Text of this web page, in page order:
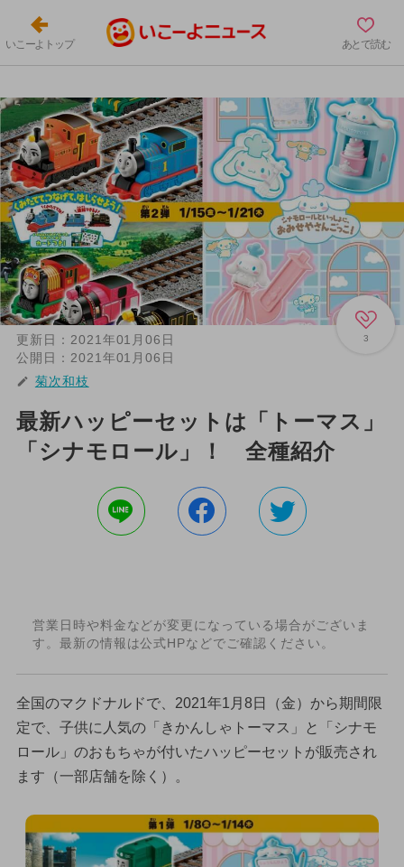
いこーよトップ あとで読む
3
更新日： 2021年01月06日
公開日： 2021年01月06日
菊次和枝
最新ハッピーセットは「トーマス」
「シナモロール」！ 全種紹介
営業日時や料金などが変更になっている場合がございま
す。最新の情報は公式HPなどでご確認ください。
全国のマクドナルドで、2021年1月8日（金）から期間限
定で、子供に人気の「きかんしゃトーマス」と「シナモ
ロール」のおもちゃが付いたハッピーセットが販売され
ます（一部店舗を除く）。